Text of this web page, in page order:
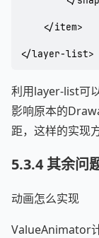
    </item>
</layer-list>
利用layer-list可
影响原本的
距，这样的实现
5.3.4 其余问
动画怎么实现
ValueAnimator